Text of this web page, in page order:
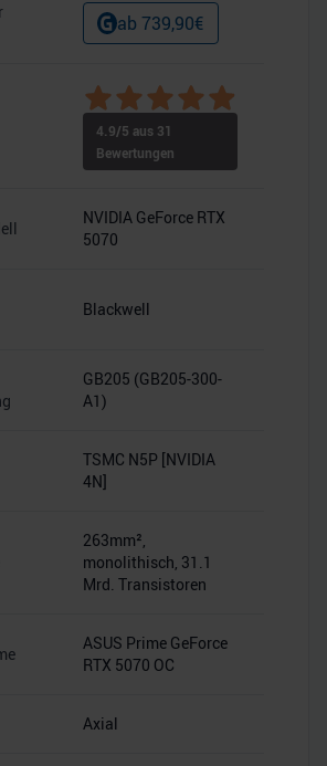
ab 739,90€
4.9/5 aus 31
Bewertungen
NVIDIA GeForce RTX
5070
Blackwell
GB205 (GB205-300-
A1)
TSMC N5P [NVIDIA
4N]
263mm²,
monolithisch, 31.1
Mrd. Transistoren
ASUS Prime GeForce
RTX 5070 OC
Axial